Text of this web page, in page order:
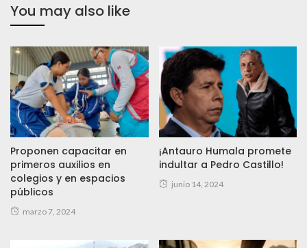
You may also like
Proponen capacitar en
primeros auxilios en
colegios y en espacios
públicos
marzo 7, 2024
¡Antauro Humala promete
indultar a Pedro Castillo!
junio 14, 2024